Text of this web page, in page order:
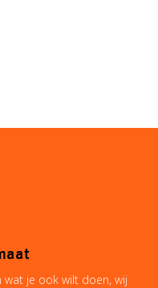
wat je ook wilt doen, wij